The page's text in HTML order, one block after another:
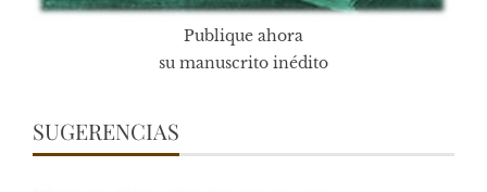
Publique ahora
su manuscrito inédito
SUGERENCIAS